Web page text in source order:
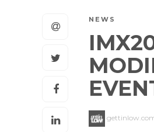
NEWS